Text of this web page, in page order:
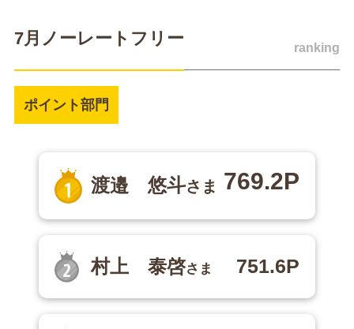
7月ノーレートフリー ranking
ポイント部門
渡邉 悠斗さま 769.2P
村上 泰啓さま 751.6P